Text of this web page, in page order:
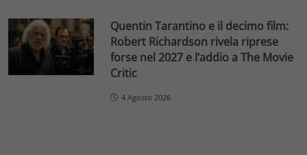
Quentin Tarantino e il decimo film:
Robert Richardson rivela riprese
forse nel 2027 e l’addio a The Movie
Critic
4 Agosto 2026